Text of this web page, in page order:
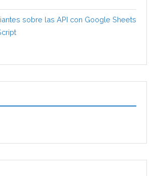
sobre las API con Google Sheets